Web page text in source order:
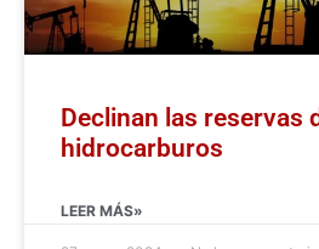
Declinan las reservas
hidrocarburos
LEER MÁS»